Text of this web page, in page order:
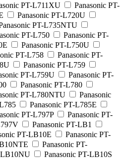
PT-L711XU
Panasonic PT-
Panasonic PT-L720U
PT-L735NTU
PT-L750
Panasonic PT-
Panasonic PT-L750U
PT-L758
Panasonic PT-
Panasonic PT-L759
PT-L759U
Panasonic PT-
Panasonic PT-L780
PT-L780NTU
Panasonic
Panasonic PT-L785E
PT-L797P
Panasonic PT-
Panasonic PT-LB1
PT-LB10E
Panasonic PT-
Panasonic PT-
LB10NU
Panasonic PT-LB10S